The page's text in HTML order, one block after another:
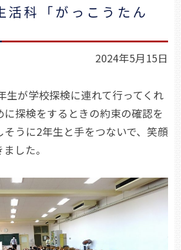
科「がっこうたん
2024年5月15日
生が学校探検に連れて行ってくれ
に探検をするときの約束の確認を
そうに2年生と手をつないで、笑顔
した。